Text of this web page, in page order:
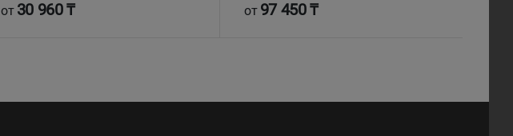
от 30 960 ₸ от 97 450 ₸